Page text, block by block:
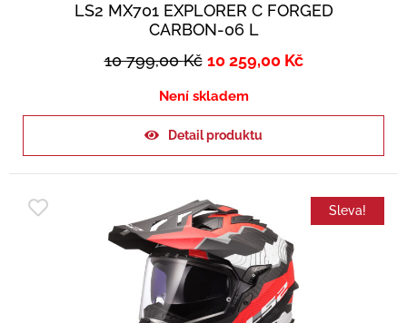
LS2 MX701 EXPLORER C FORGED
CARBON-06 L
10 799,00Kč 10 259,00 Kč
Není skladem
Detail produktu
Sleva!